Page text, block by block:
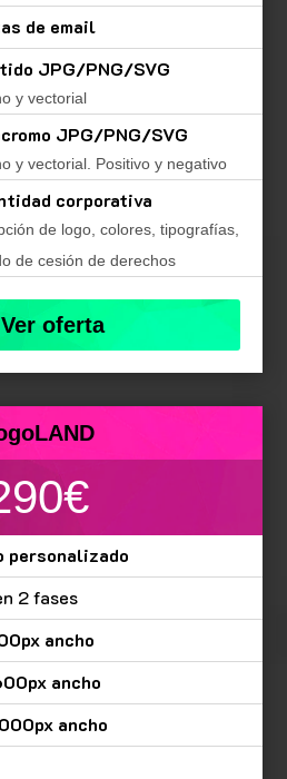
de email
JPG/PNG/SVG
y vectorial
JPG/PNG/SVG
y vectorial. Positivo y negativo
corporativa
de logo, colores, tipografías,
de cesión de derechos
Ver oferta
personalizado
2 fases
ancho
ancho
ancho